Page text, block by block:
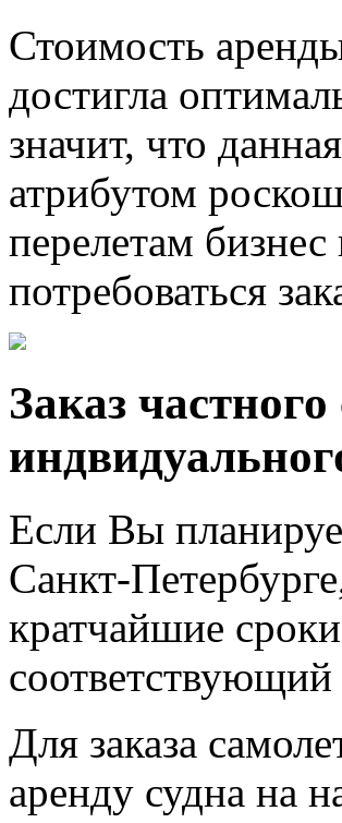
Стоимость
достигла
значит, что
атрибутом
перелетам
потребоваться
Заказ
Если Вы
Санкт-
кратчайшие
Для заказа
аренду судна на